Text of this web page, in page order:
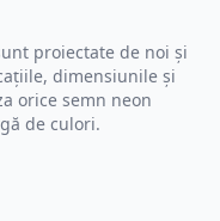
proiectate de noi și
dimensiunile și
orice semn neon
de culori.